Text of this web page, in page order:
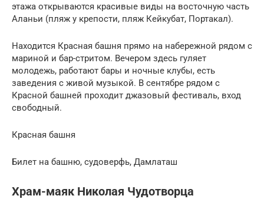
этажа открываются красивые виды на восточную часть
Аланьи (пляж у крепости, пляж Кейкубат, Портакал).
Находится Красная башня прямо на набережной рядом с
мариной и бар-стритом. Вечером здесь гуляет
молодежь, работают бары и ночные клубы, есть
заведения с живой музыкой. В сентябре рядом с
Красной башней проходит джазовый фестиваль, вход
свободный.
Красная башня
Билет на башню, судоверфь, Дамлаташ
Храм-маяк Николая Чудотворца